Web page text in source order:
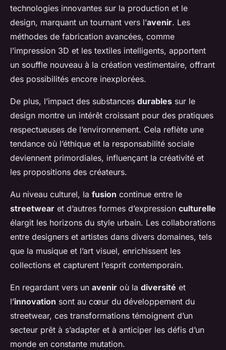
technologies innovantes sur la production et le
design, marquant un tournant vers l’avenir. Les
méthodes de fabrication avancées, comme
l’impression 3D et les textiles intelligents, apportent
un souffle nouveau à la création vestimentaire, offrant
des possibilités encore inexplorées.
De plus, l’impact des substances durables sur le
design montre un intérêt croissant pour des pratiques
respectueuses de l’environnement. Cela reflète une
tendance où l’éthique et la responsabilité sociale
deviennent primordiales, influençant la créativité et
les propositions des créateurs.
Au niveau culturel, la fusion continue entre le
streetwear et d’autres formes d’expression culturelle
élargit les horizons du style urbain. Les collaborations
entre designers et artistes dans divers domaines, tels
que la musique et l’art visuel, enrichissent les
collections et capturent l’esprit contemporain.
En regardant vers un avenir où la diversité et
l’innovation sont au cœur du développement du
streetwear, ces transformations témoignent d’un
secteur prêt à s’adapter et à anticiper les défis d’un
monde en constante mutation.